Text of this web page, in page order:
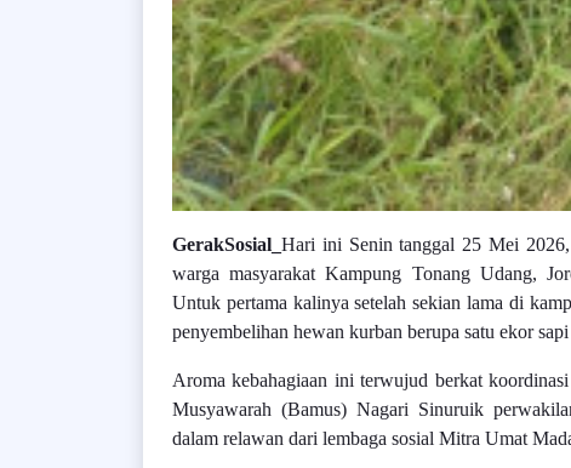
GerakSosial_ Hari ini Senin tanggal 25 Mei
warga masyarakat Kampung Tonang Udang,
Untuk pertama kalinya setelah sekian lama di
penyembelihan hewan kurban berupa satu ekor
Aroma kebahagiaan ini terwujud berkat
Musyawarah (Bamus) Nagari Sinuruik
dalam relawan dari lembaga sosial Mitra Umat